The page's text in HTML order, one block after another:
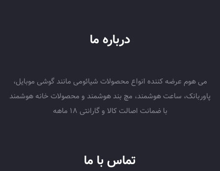
درباره ما
می هوم عرضه کننده انواع محصولات شیائومی مانند گوشی موبایل،
پاوربانک، ساعت هوشمند، مچ بند هوشمند و محصولات خانه هوشمند
با ضمانت اصالت کالا و گارانتی 18 ماهه
تماس با ما